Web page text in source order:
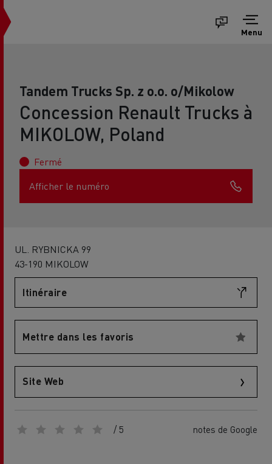
Menu
Tandem Trucks Sp. z o.o. o/Mikolow
Concession Renault Trucks à
MIKOLOW, Poland
Fermé
Afficher le numéro
UL. RYBNICKA 99
43-190 MIKOLOW
Itinéraire
Mettre dans les favoris
Site Web
/ 5 notes de Google